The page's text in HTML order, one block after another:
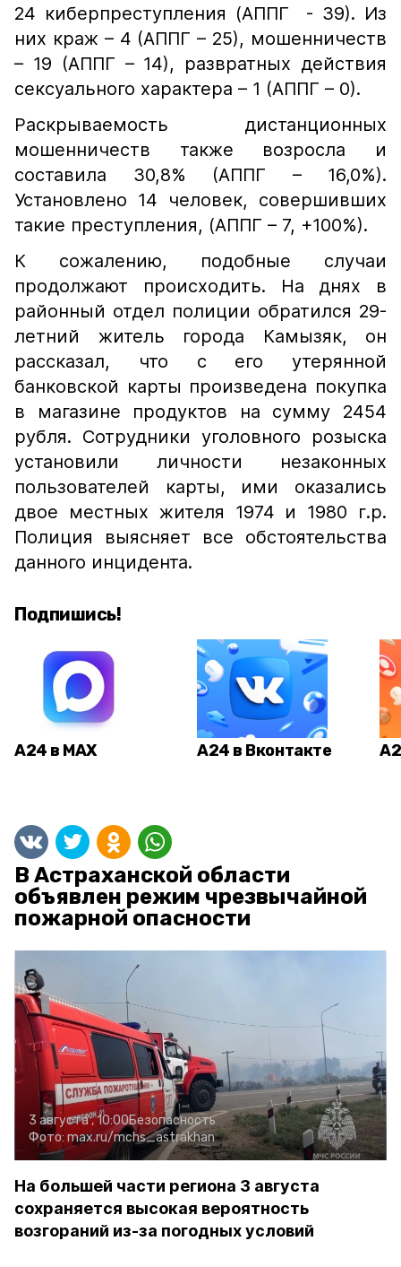
24 киберпреступления (АППГ - 39). Из
них краж – 4 (АППГ – 25), мошенничеств
– 19 (АППГ – 14), развратных действия
сексуального характера – 1 (АППГ – 0).
Раскрываемость дистанционных
мошенничеств также возросла и
составила 30,8% (АППГ – 16,0%).
Установлено 14 человек, совершивших
такие преступления, (АППГ – 7, +100%).
К сожалению, подобные случаи
продолжают происходить. На днях в
районный отдел полиции обратился 29-
летний житель города Камызяк, он
рассказал, что с его утерянной
банковской карты произведена покупка
в магазине продуктов на сумму 2454
рубля. Сотрудники уголовного розыска
установили личности незаконных
пользователей карты, ими оказались
двое местных жителя 1974 и 1980 г.р.
Полиция выясняет все обстоятельства
данного инцидента.
Подпишись!
А24 в MAX А24 в Вконтакте
В Астраханской области
объявлен режим чрезвычайной
пожарной опасности
3 августа , 10:00Безопасность
Фото: max.ru/mchs_astrakhan
На большей части региона 3 августа
сохраняется высокая вероятность
возгораний из-за погодных условий